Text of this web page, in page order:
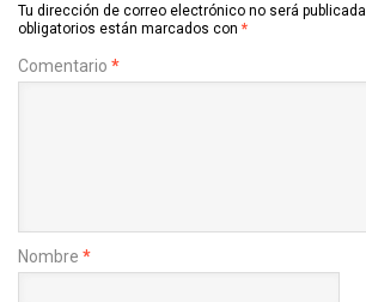
Tu dirección de correo electrónico no será publicada.
obligatorios están marcados con *
Comentario *
Nombre *